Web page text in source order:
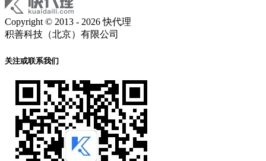
Copyright © 2013 - 2026 快代理
积善科技（北京）有限公司
关注或联系我们